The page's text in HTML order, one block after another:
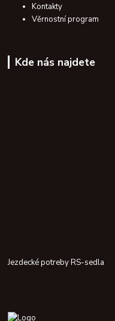
Kontakty
Věrnostní program
Kde nás najdete
Jezdecké potreby RS-sedla